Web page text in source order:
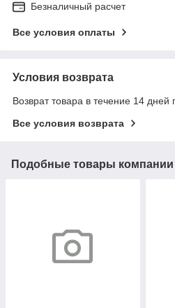
Безналичный расчет
Все условия оплаты
Условия возврата
Возврат товара в течение 14 дней
Все условия возврата
Подобные товары компании